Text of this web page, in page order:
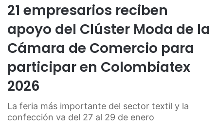
21 empresarios reciben
apoyo del Clúster Moda de la
Cámara de Comercio para
participar en Colombiatex
2026
La feria más importante del sector textil y la
confección va del 27 al 29 de enero